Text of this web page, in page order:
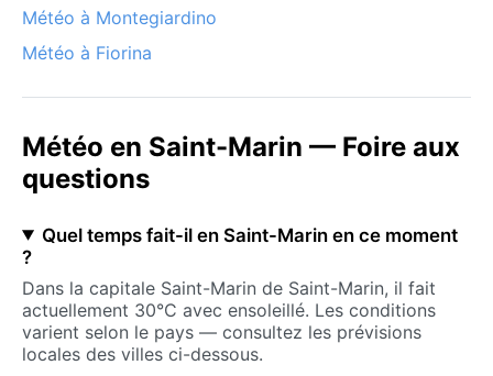
Météo à Montegiardino
Météo à Fiorina
Météo en Saint-Marin — Foire aux
questions
Quel temps fait-il en Saint-Marin en ce moment
?
Dans la capitale Saint-Marin de Saint-Marin, il fait
actuellement 30°C avec ensoleillé. Les conditions
varient selon le pays — consultez les prévisions
locales des villes ci-dessous.